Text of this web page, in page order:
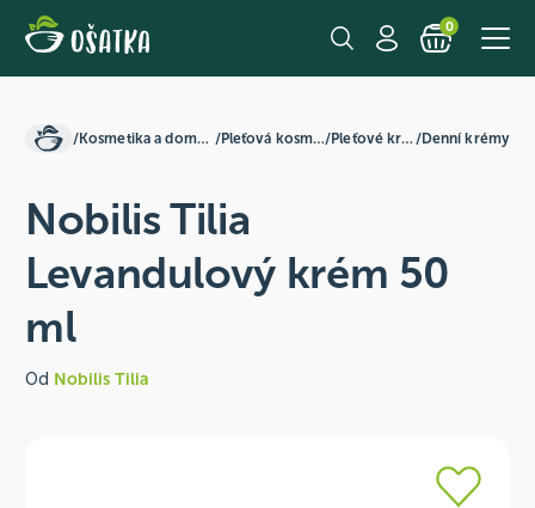
0
/ Kosmetika a domácnost / Pleťová kosmetika/ Pleťové krémy /Denní krémy
Nobilis Tilia
Levandulový krém 50
ml
Od Nobilis Tilia